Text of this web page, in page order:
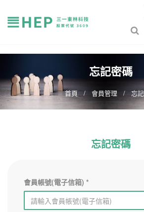
忘記密碼
首頁 會員管理 忘
忘記密碼
會員帳號(電子信箱) *